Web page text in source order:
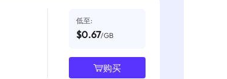
低至:
$0.67/GB
购买